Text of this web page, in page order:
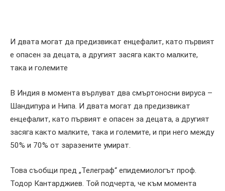
И двата могат да предизвикат енцефалит, като първият
е опасен за децата, а другият засяга както малките,
така и големите
В Индия в момента върлуват два смъртоносни вируса –
Шандипура и Нипа. И двата могат да предизвикат
енцефалит, като първият е опасен за децата, а другият
засяга както малките, така и големите, и при него между
50% и 70% от заразените умират.
Това съобщи пред „Телеграф“ епидемиологът проф.
Тодор Кантарджиев. Той подчерта, че към момента